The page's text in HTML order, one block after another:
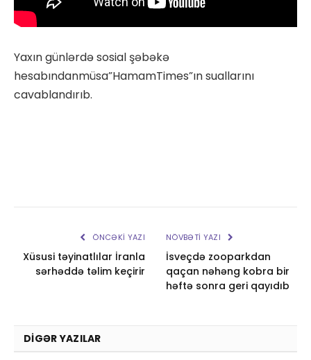
Yaxın günlərdə sosial şəbəkə
hesabındanmüsa”HamamTimes”ın suallarını
cavablandırıb.
ÖNCƏKI YAZI
Xüsusi təyinatlılar İranla
sərhəddə təlim keçirir
NÖVBƏTI YAZI
İsveçdə zooparkdan
qaçan nəhəng kobra bir
həftə sonra geri qayıdıb
DIGƏR YAZILAR